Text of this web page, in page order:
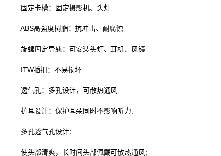
固定卡槽：固定摄影机、头灯
ABS高强度树脂：抗冲击、耐腐蚀
旋螺固定导轨：可安装头灯、耳机、风镜
ITW插扣：不易损坏
透气孔：多孔设计，可散热通风
护耳设计：保护耳朵同时不影响听力;
多孔透气孔设计:
使头部清爽，长时间头部佩戴可散热通风;